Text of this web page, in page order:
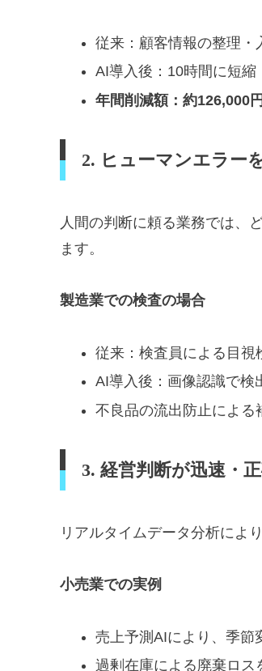
従来：顧客情報の整理・
AI導入後：10時間に短縮
年間削減額：約126,000円
2. ヒューマンエラー
人間の判断に頼る業務では、
ます。
製造業での検査の場合
従来：検査員による目視
AI導入後：画像認識で検
不良品の流出防止による
3. 経営判断が迅速・
リアルタイムデータ分析によ
小売業での実例
売上予測AIにより、季節
過剰在庫による廃棄ロス